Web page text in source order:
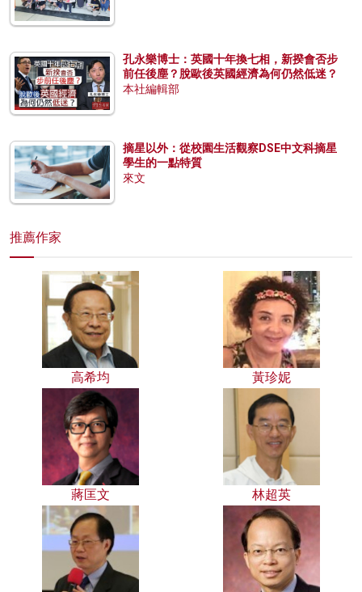
孔永樂博士：英國十年換七相，新揆會否步
前任後塵？脫歐後英國經濟為何仍然低迷？
本社編輯部
摘星以外：從校園生活觀察DSE中文科摘星
學生的一點特質
來文
推薦作家
高希均 黃珍妮
蔣匡文 林超英